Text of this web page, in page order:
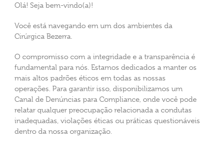
Olá! Seja bem-vindo(a)!
Você está navegando em um dos ambientes da
Cirúrgica Bezerra.
O compromisso com a integridade e a transparência é
fundamental para nós. Estamos dedicados a manter os
mais altos padrões éticos em todas as nossas
operações. Para garantir isso, disponibilizamos um
Canal de Denúncias para Compliance, onde você pode
relatar qualquer preocupação relacionada a condutas
inadequadas, violações éticas ou práticas questionáveis
dentro da nossa organização.